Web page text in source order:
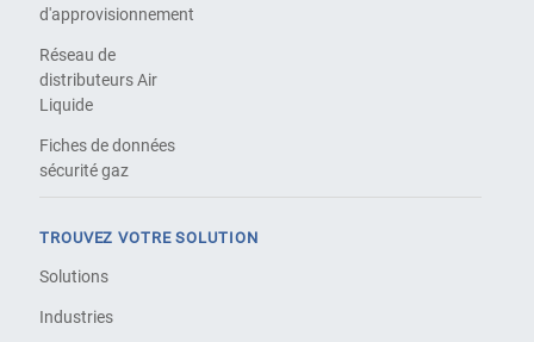
d'approvisionnement
Réseau de
distributeurs Air
Liquide
Fiches de données
sécurité gaz
TROUVEZ VOTRE SOLUTION
Solutions
Industries